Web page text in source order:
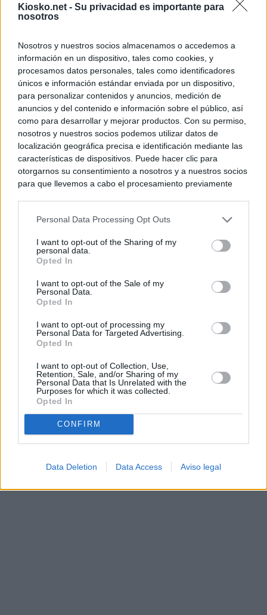
Kiosko.net - Su privacidad es importante para
nosotros
Nosotros y nuestros socios almacenamos o accedemos a
información en un dispositivo, tales como cookies, y
procesamos datos personales, tales como identificadores
únicos e información estándar enviada por un dispositivo,
para personalizar contenidos y anuncios, medición de
anuncios y del contenido e información sobre el público, así
como para desarrollar y mejorar productos. Con su permiso,
nosotros y nuestros socios podemos utilizar datos de
localización geográfica precisa e identificación mediante las
características de dispositivos. Puede hacer clic para
otorgarnos su consentimiento a nosotros y a nuestros socios
para que llevemos a cabo el procesamiento previamente
negar su consentimiento. Tenga en cuenta que algún
de su consentimiento, pero usted tiene el derecho de
rechazar tal procesamiento. Sus preferencias se aplicarán
cualquier momento entrando de nuevo en este sitio web o
visitando nuestra política de privacidad.
Personal Data Processing Opt Outs
I want to opt-out of the Sharing of my
personal data.
Opted In
I want to opt-out of the Sale of my
Personal Data.
Opted In
I want to opt-out of processing my
Personal Data for Targeted Advertising.
Opted In
I want to opt-out of Collection, Use,
Retention, Sale, and/or Sharing of my
Personal Data that Is Unrelated with the
Purposes for which it was collected.
Opted In
CONFIRM
Data Deletion Data Access Aviso legal